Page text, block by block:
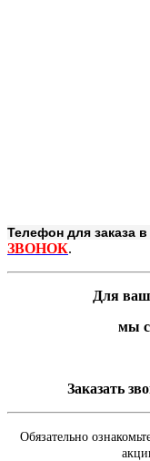
Телефон для заказа в
ЗВОНОК.
Для
мы
Заказать
Обязательно